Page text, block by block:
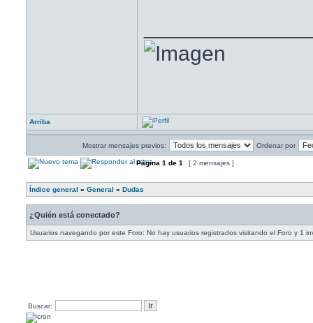
Arriba
Mostrar mensajes previos: Ordenar por
Página 1 de 1 [ 2 mensajes ]
Índice general » General » Dudas
¿Quién está conectado?
Usuarios navegando por este Foro: No hay usuarios registrados visitando el Foro y 1
Buscar: